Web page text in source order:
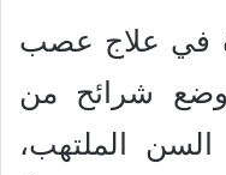
في علاج عصب
وضع شرائح من
الملتهب،